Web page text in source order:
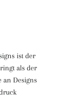
ist der
als der
an Designs